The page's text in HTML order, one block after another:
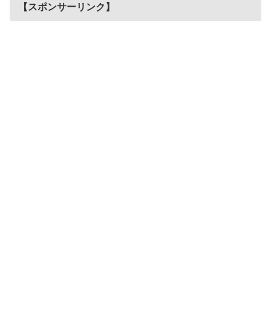
【スポンサーリンク】